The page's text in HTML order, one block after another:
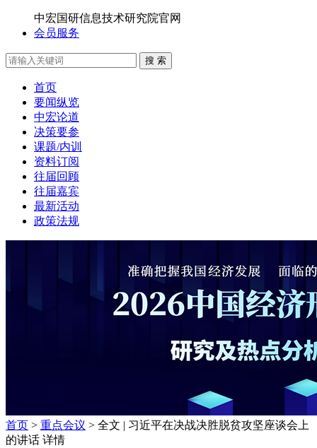
中宏国研信息技术研究院官网
会员服务
搜 索
首页
要闻纵览
中宏论道
决策要参
课题/内训
资料订阅
往届回顾
往届嘉宾
最新活动
政策法规
首页 > 重点会议 > 全文 | 习近平在决战决胜脱贫攻坚座谈会上
的讲话 详情